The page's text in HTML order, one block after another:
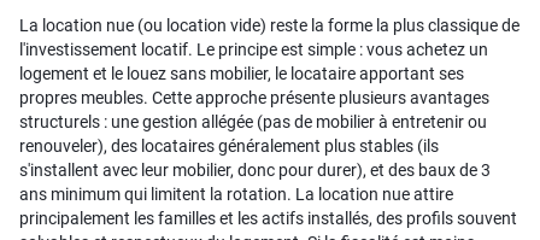
La location nue (ou location vide) reste la forme la plus classique de
l'investissement locatif. Le principe est simple : vous achetez un
logement et le louez sans mobilier, le locataire apportant ses
propres meubles. Cette approche présente plusieurs avantages
structurels : une gestion allégée (pas de mobilier à entretenir ou
renouveler), des locataires généralement plus stables (ils
s'installent avec leur mobilier, donc pour durer), et des baux de 3
ans minimum qui limitent la rotation. La location nue attire
principalement les familles et les actifs installés, des profils souvent